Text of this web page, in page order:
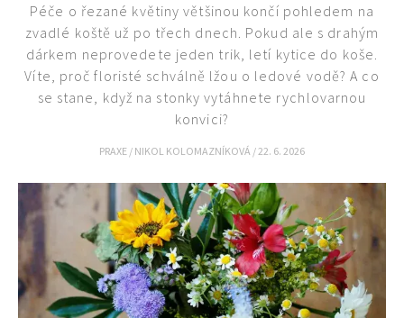
Péče o řezané květiny většinou končí pohledem na
zvadlé koště už po třech dnech. Pokud ale s drahým
dárkem neprovedete jeden trik, letí kytice do koše.
Víte, proč floristé schválně lžou o ledové vodě? A co
se stane, když na stonky vytáhnete rychlovarnou
konvici?
PRAXE / NIKOL KOLOMAZNÍKOVÁ / 22. 6. 2026